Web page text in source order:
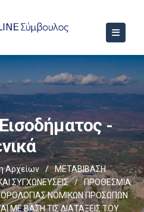
-
Αρχείων /
ΜΕΤΑΒΙΒΑΣΗ
ΣΥΓΧΩΝΕΥΣΕΙΣ /
ΠΡΟΘΕΣΜΙΑ
ΝΟΜΙΚΩΝ ΠΡΟΣΩΠΩΝ
ΜΕ ΒΑΣΗ ΤΙΣ ΔΙΑΤΑΞΕΙΣ ΤΟΥ